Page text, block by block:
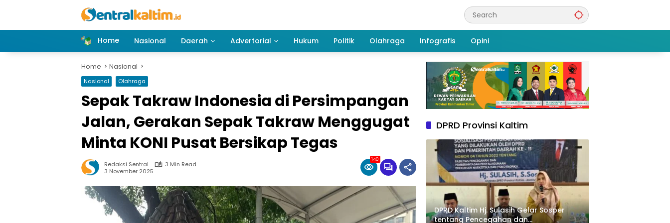
Home
Nasional Daerah Advertorial Hukum Politik Olahraga Infografis Opini
Home Nasional
Nasional Olahraga
Sepak Takraw Indonesia di Persimpangan
Jalan, Gerakan Sepak Takraw Menggugat
Minta KONI Pusat Bersikap Tegas
Redaksi Sentral
3 Min Read
3 November 2025
140
DPRD Provinsi Kaltim
DPRD Kaltim Hj. Sulasih Gelar Sosper
tentang Pencegahan dan